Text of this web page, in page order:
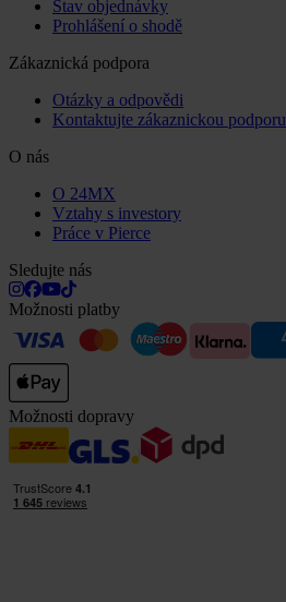
Stav objednávky
Prohlášení o shodě
Zákaznická podpora
Otázky a odpovědi
Kontaktujte zákaznickou podporu
O nás
O 24MX
Vztahy s investory
Práce v Pierce
Sledujte nás
Možnosti platby
Možnosti dopravy